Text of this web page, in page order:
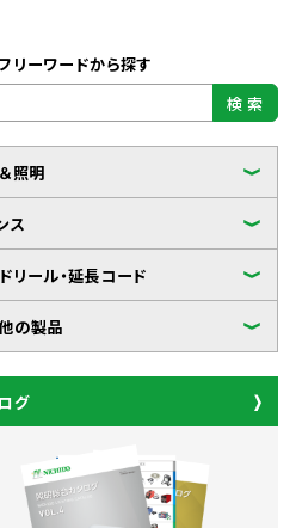
リーワードから探す
検 索
照明
ス
リール・延長コード
の製品
グ